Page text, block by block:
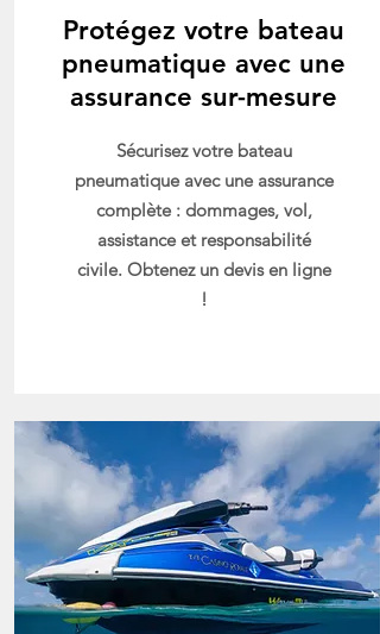
Protégez votre bateau
pneumatique avec une
assurance sur-mesure
Sécurisez votre bateau
pneumatique avec une assurance
complète : dommages, vol,
assistance et responsabilité
civile. Obtenez un devis en ligne
!